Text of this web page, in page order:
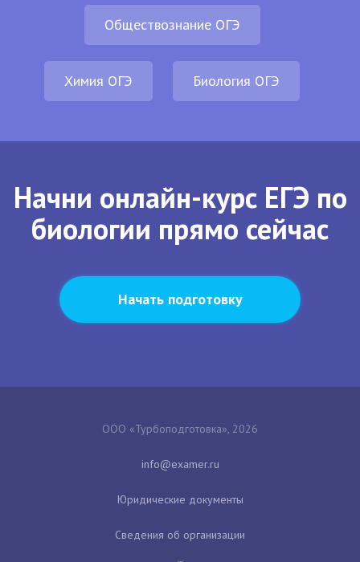
Обществознание ОГЭ
Химия ОГЭ Биология ОГЭ
Начни онлайн-курс ЕГЭ по
биологии прямо сейчас
Начать подготовку
ООО «Турбоподготовка», 2026
Юридические документы
Сведения об организации